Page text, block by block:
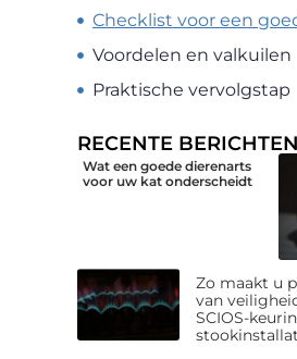
Checklist voor een
Voordelen en valkuilen
Praktische vervolgstap
RECENTE BERICHTEN
Wat een goede dierenarts
voor uw kat onderscheidt
Zo maakt u
van
SCIOS-